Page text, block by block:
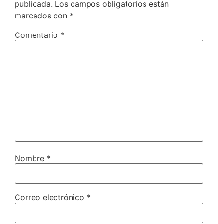
publicada. Los campos obligatorios están
marcados con *
Comentario *
Nombre *
Correo electrónico *